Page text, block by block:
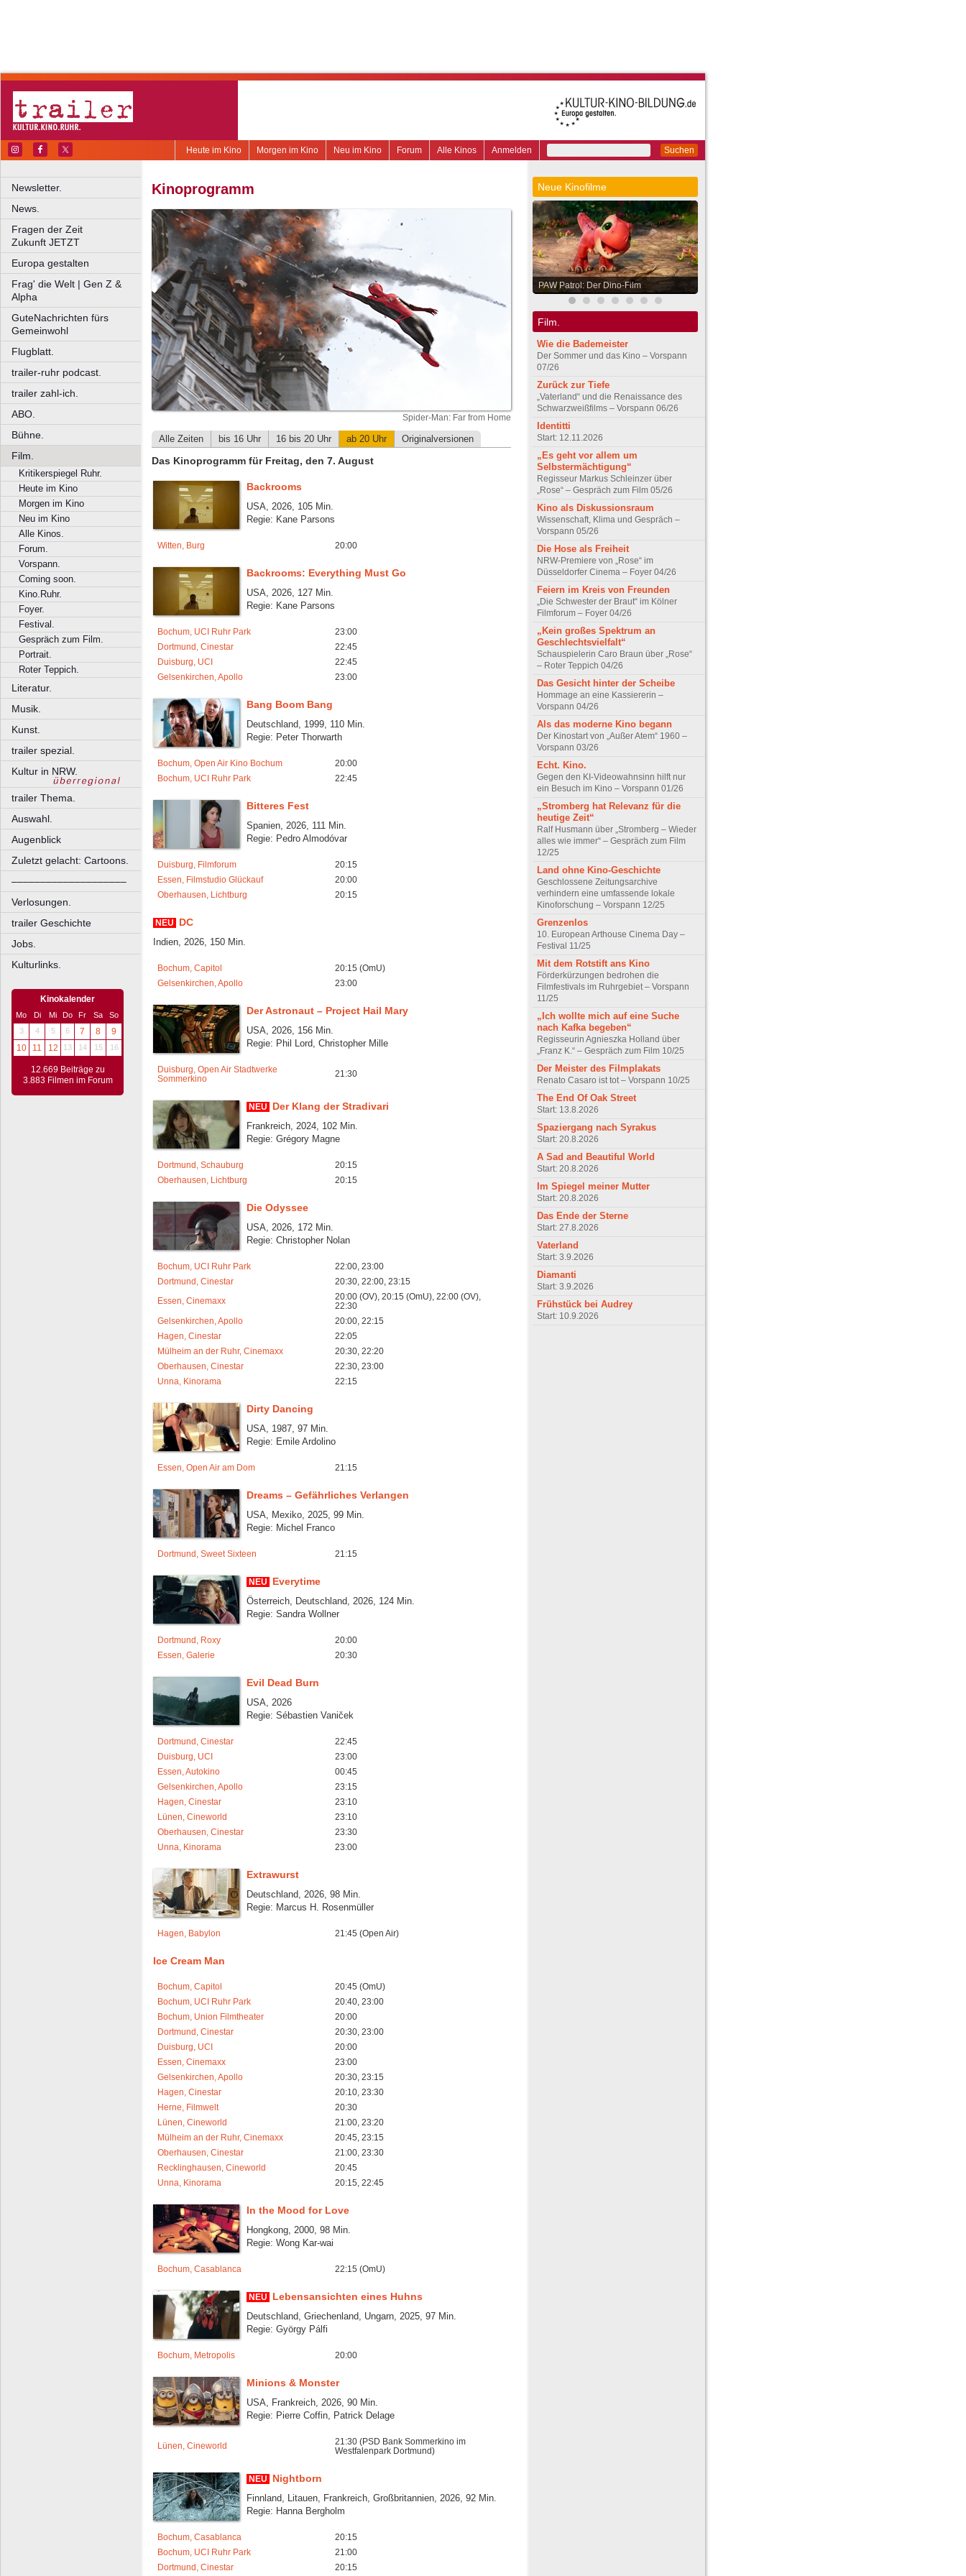
Suchen
Anmelden
Alle Kinos
Forum
Neu im Kino
Morgen im Kino
Heute im Kino
Newsletter.
News.
Fragen der Zeit
Zukunft JETZT
Europa gestalten
Frag' die Welt | Gen Z &
Alpha
GuteNachrichten fürs
Gemeinwohl
Flugblatt.
trailer-ruhr podcast.
trailer zahl-ich.
ABO.
Bühne.
Film.
Kritikerspiegel Ruhr.
Heute im Kino
Morgen im Kino
Neu im Kino
Alle Kinos.
Forum.
Vorspann.
Coming soon.
Kino.Ruhr.
Foyer.
Festival.
Gespräch zum Film.
Portrait.
Roter Teppich.
Literatur.
Musik.
Kunst.
trailer spezial.
Kultur in NRW.
trailer Thema.
Auswahl.
Augenblick
Zuletzt gelacht: Cartoons.
––––––––––––––––––––
Verlosungen.
trailer Geschichte
Jobs.
Kulturlinks.
Kinokalender
Mo Di Mi Do Fr Sa
So
3
4 5 6 7 8
9
10
11 12 13 14 15 16
12.669 Beiträge zu
3.883 Filmen im Forum
Kinoprogramm
Spider-Man: Far from Home
Alle Zeiten bis 16 Uhr 16 bis 20 Uhr ab 20 Uhr Originalversionen
Das Kinoprogramm für Freitag, den 7. August
Backrooms
USA, 2026, 105 Min.
Regie: Kane Parsons
Witten, Burg 20:00
Backrooms: Everything Must Go
USA, 2026, 127 Min.
Regie: Kane Parsons
Bochum, UCI Ruhr Park
23:00
Dortmund, Cinestar
22:45
Duisburg, UCI
22:45
Gelsenkirchen, Apollo
23:00
Bang Boom Bang
Deutschland, 1999, 110 Min.
Regie: Peter Thorwarth
Bochum, Open Air Kino Bochum
20:00
Bochum, UCI Ruhr Park
22:45
Bitteres Fest
Spanien, 2026, 111 Min.
Regie: Pedro Almodóvar
Duisburg, Filmforum
20:15
Essen, Filmstudio Glückauf
20:00
Oberhausen, Lichtburg
20:15
NEU DC
Indien, 2026, 150 Min.
Bochum, Capitol
20:15 (OmU)
Gelsenkirchen, Apollo
23:00
Der Astronaut – Project Hail Mary
USA, 2026, 156 Min.
Regie: Phil Lord, Christopher Mille
Duisburg, Open Air Stadtwerke
Sommerkino
21:30
NEU Der Klang der Stradivari
Frankreich, 2024, 102 Min.
Regie: Grégory Magne
Dortmund, Schauburg
20:15
Oberhausen, Lichtburg
20:15
Die Odyssee
USA, 2026, 172 Min.
Regie: Christopher Nolan
Bochum, UCI Ruhr Park
22:00, 23:00
Dortmund, Cinestar
20:30, 22:00, 23:15
Essen, Cinemaxx
20:00 (OV), 20:15 (OmU), 22:00 (OV),
22:30
Gelsenkirchen, Apollo
20:00, 22:15
Hagen, Cinestar
22:05
Mülheim an der Ruhr, Cinemaxx
20:30, 22:20
Oberhausen, Cinestar
22:30, 23:00
Unna, Kinorama
22:15
Dirty Dancing
USA, 1987, 97 Min.
Regie: Emile Ardolino
Essen, Open Air am Dom 21:15
Dreams – Gefährliches Verlangen
USA, Mexiko, 2025, 99 Min.
Regie: Michel Franco
Dortmund, Sweet Sixteen 21:15
NEU Everytime
Österreich, Deutschland, 2026, 124 Min.
Regie: Sandra Wollner
Dortmund, Roxy
20:00
Essen, Galerie
20:30
Evil Dead Burn
USA, 2026
Regie: Sébastien Vaniček
Dortmund, Cinestar
22:45
Duisburg, UCI
23:00
Essen, Autokino
00:45
Gelsenkirchen, Apollo
23:15
Hagen, Cinestar
23:10
Lünen, Cineworld
23:10
Oberhausen, Cinestar
23:30
Unna, Kinorama
23:00
Extrawurst
Deutschland, 2026, 98 Min.
Regie: Marcus H. Rosenmüller
Hagen, Babylon 21:45 (Open Air)
Ice Cream Man
Bochum, Capitol
20:45 (OmU)
Bochum, UCI Ruhr Park
20:40, 23:00
Bochum, Union Filmtheater
20:00
Dortmund, Cinestar
20:30, 23:00
Duisburg, UCI
20:00
Essen, Cinemaxx
23:00
Gelsenkirchen, Apollo
20:30, 23:15
Hagen, Cinestar
20:10, 23:30
Herne, Filmwelt
20:30
Lünen, Cineworld
21:00, 23:20
Mülheim an der Ruhr, Cinemaxx
20:45, 23:15
Oberhausen, Cinestar
21:00, 23:30
Recklinghausen, Cineworld
20:45
Unna, Kinorama
20:15, 22:45
In the Mood for Love
Hongkong, 2000, 98 Min.
Regie: Wong Kar-wai
Bochum, Casablanca 22:15 (OmU)
NEU Lebensansichten eines Huhns
Deutschland, Griechenland, Ungarn, 2025, 97 Min.
Regie: György Pálfi
Bochum, Metropolis 20:00
Minions & Monster
USA, Frankreich, 2026, 90 Min.
Regie: Pierre Coffin, Patrick Delage
Lünen, Cineworld
21:30 (PSD Bank Sommerkino im
Westfalenpark Dortmund)
NEU Nightborn
Finnland, Litauen, Frankreich, Großbritannien, 2026, 92 Min.
Regie: Hanna Bergholm
Bochum, Casablanca
20:15
Bochum, UCI Ruhr Park
21:00
Dortmund, Cinestar
20:15
Neue Kinofilme
PAW Patrol: Der Dino-Film
Film.
Wie die Bademeister
Der Sommer und das Kino – Vorspann
07/26
Zurück zur Tiefe
„Vaterland“ und die Renaissance des
Schwarzweißfilms – Vorspann 06/26
Identitti
Start: 12.11.2026
„Es geht vor allem um
Selbstermächtigung“
Regisseur Markus Schleinzer über
„Rose“ – Gespräch zum Film 05/26
Kino als Diskussionsraum
Wissenschaft, Klima und Gespräch –
Vorspann 05/26
Die Hose als Freiheit
NRW-Premiere von „Rose“ im
Düsseldorfer Cinema – Foyer 04/26
Feiern im Kreis von Freunden
„Die Schwester der Braut“ im Kölner
Filmforum – Foyer 04/26
„Kein großes Spektrum an
Geschlechtsvielfalt“
Schauspielerin Caro Braun über „Rose“
– Roter Teppich 04/26
Das Gesicht hinter der Scheibe
Hommage an eine Kassiererin –
Vorspann 04/26
Als das moderne Kino begann
Der Kinostart von „Außer Atem“ 1960 –
Vorspann 03/26
Echt. Kino.
Gegen den KI-Videowahnsinn hilft nur
ein Besuch im Kino – Vorspann 01/26
„Stromberg hat Relevanz für die
heutige Zeit“
Ralf Husmann über „Stromberg – Wieder
alles wie immer“ – Gespräch zum Film
12/25
Land ohne Kino-Geschichte
Geschlossene Zeitungsarchive
verhindern eine umfassende lokale
Kinoforschung – Vorspann 12/25
Grenzenlos
10. European Arthouse Cinema Day –
Festival 11/25
Mit dem Rotstift ans Kino
Förderkürzungen bedrohen die
Filmfestivals im Ruhrgebiet – Vorspann
11/25
„Ich wollte mich auf eine Suche
nach Kafka begeben“
Regisseurin Agnieszka Holland über
„Franz K.“ – Gespräch zum Film 10/25
Der Meister des Filmplakats
Renato Casaro ist tot – Vorspann 10/25
The End Of Oak Street
Start: 13.8.2026
Spaziergang nach Syrakus
Start: 20.8.2026
A Sad and Beautiful World
Start: 20.8.2026
Im Spiegel meiner Mutter
Start: 20.8.2026
Das Ende der Sterne
Start: 27.8.2026
Vaterland
Start: 3.9.2026
Diamanti
Start: 3.9.2026
Frühstück bei Audrey
Start: 10.9.2026